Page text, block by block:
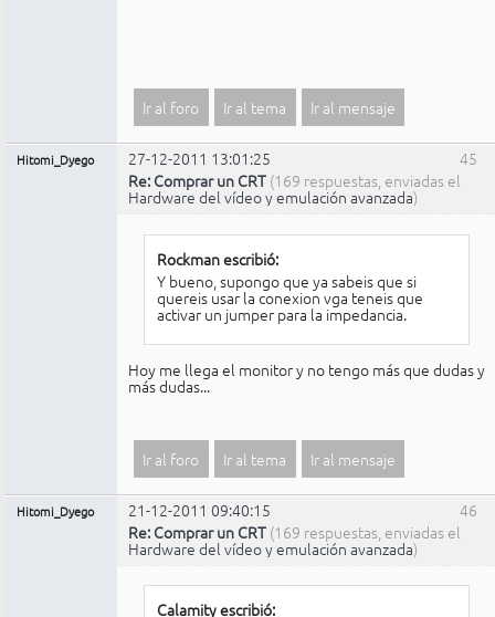
Ir al foro Ir al tema Ir al mensaje
45
Hitomi_Dyego
27-12-2011 13:01:25
Re: Comprar un CRT (169 respuestas, enviadas el
Hardware del vídeo y emulación avanzada)
Rockman escribió:
Y bueno, supongo que ya sabeis que si
quereis usar la conexion vga teneis que
activar un jumper para la impedancia.
Hoy me llega el monitor y no tengo más que dudas y
más dudas...
Ir al foro Ir al tema Ir al mensaje
46
Hitomi_Dyego
21-12-2011 09:40:15
Re: Comprar un CRT (169 respuestas, enviadas el
Hardware del vídeo y emulación avanzada)
Calamity escribió: